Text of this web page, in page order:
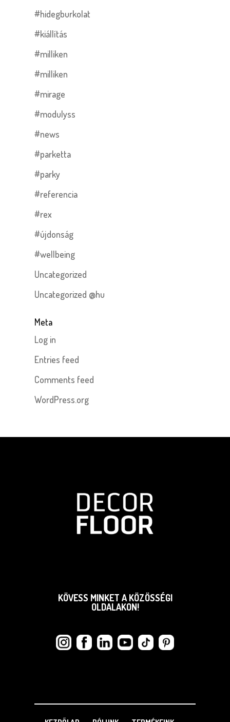
#hidegburkolat
#kiállítás
#milliken
#milliken
#mirage
#modulyss
#news
#parketta
#parky
#referencia
#rex
#újdonság
#wellbeing
Uncategorized
Uncategorized @hu
Meta
Log in
Entries feed
Comments feed
WordPress.org
KÖVESS MINKET A KÖZÖSSÉGI
OLDALAKON!